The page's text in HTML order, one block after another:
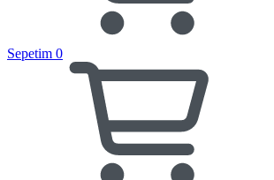
Sepetim 0